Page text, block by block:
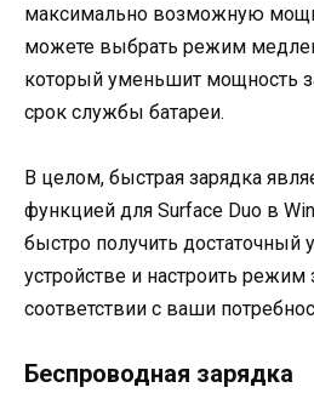
максимально возможную
можете выбрать режим
который уменьшит мощность
срок службы батареи.
В целом, быстрая зарядка
функцией для Surface Duo в
быстро получить достаточный
устройстве и настроить режим
соответствии с ваши
Беспроводная зарядка